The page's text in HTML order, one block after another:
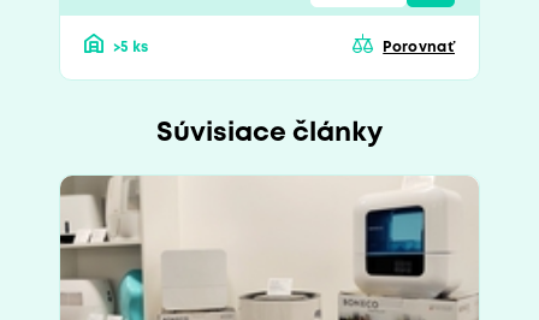
>5 ks Porovnať
Súvisiace články